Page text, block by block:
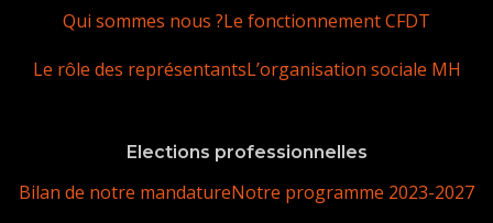
Qui sommes nous ?Le fonctionnement CFDT
Le rôle des représentantsL’organisation sociale MH
Elections professionnelles
Bilan de notre mandatureNotre programme 2023-2027